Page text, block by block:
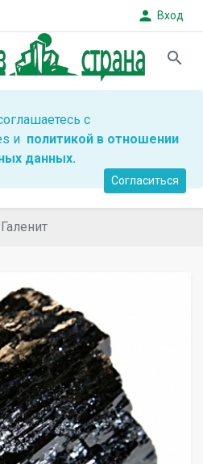
person Вход
search
с
и политикой в отношении
данных.
Согласиться
Галенит